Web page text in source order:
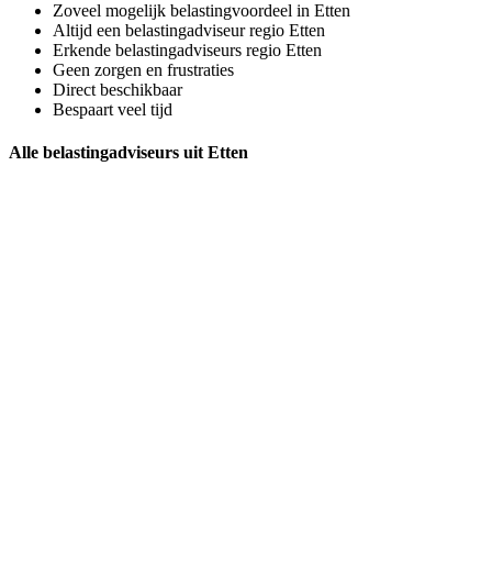
Zoveel mogelijk belastingvoordeel in Etten
Altijd een belastingadviseur regio Etten
Erkende belastingadviseurs regio Etten
Geen zorgen en frustraties
Direct beschikbaar
Bespaart veel tijd
Alle belastingadviseurs uit Etten